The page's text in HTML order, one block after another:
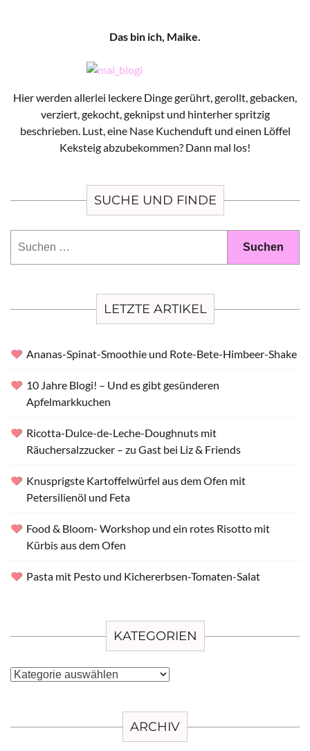
Das bin ich, Maike.
Hier werden allerlei leckere Dinge gerührt, gerollt, gebacken,
verziert, gekocht, geknipst und hinterher spritzig
beschrieben. Lust, eine Nase Kuchenduft und einen Löffel
Keksteig abzubekommen? Dann mal los!
SUCHE UND FINDE
LETZTE ARTIKEL
Ananas-Spinat-Smoothie und Rote-Bete-Himbeer-Shake
10 Jahre Blogi! – Und es gibt gesünderen
Apfelmarkkuchen
Ricotta-Dulce-de-Leche-Doughnuts mit
Räuchersalzzucker – zu Gast bei Liz & Friends
Knusprigste Kartoffelwürfel aus dem Ofen mit
Petersilienöl und Feta
Food & Bloom- Workshop und ein rotes Risotto mit
Kürbis aus dem Ofen
Pasta mit Pesto und Kichererbsen-Tomaten-Salat
KATEGORIEN
Kategorien
ARCHIV